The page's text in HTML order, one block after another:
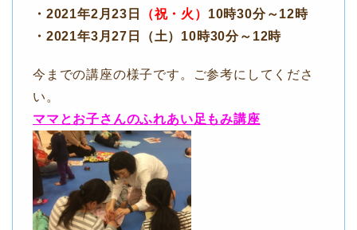
・2021年2月23日
（祝・火） 10時30分～12時
・2021年3月27日（土）10時30分～12時
今までの講座の様子です。ご参考にしてくださ
い。
ママとお子さんのふれあい足もみ講座